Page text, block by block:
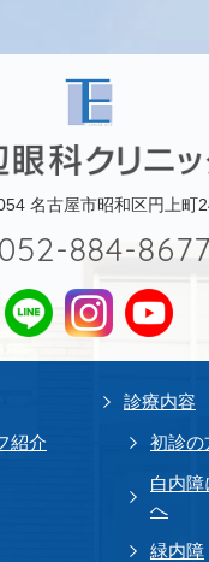
名古屋市昭和区円上町
052-884-8677
紹介
診療内容
初診の
白内
へ
緑内障